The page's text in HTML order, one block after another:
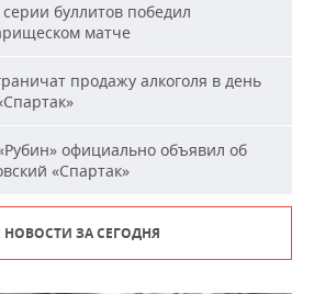
буллитов победил
матче
продажу алкоголя в день
официально объявил об
«Спартак»
НОВОСТИ ЗА СЕГОДНЯ